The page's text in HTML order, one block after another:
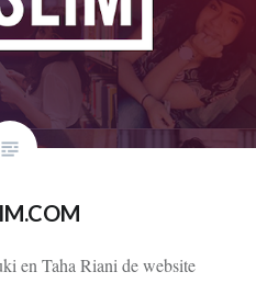
en Taha Riani de website